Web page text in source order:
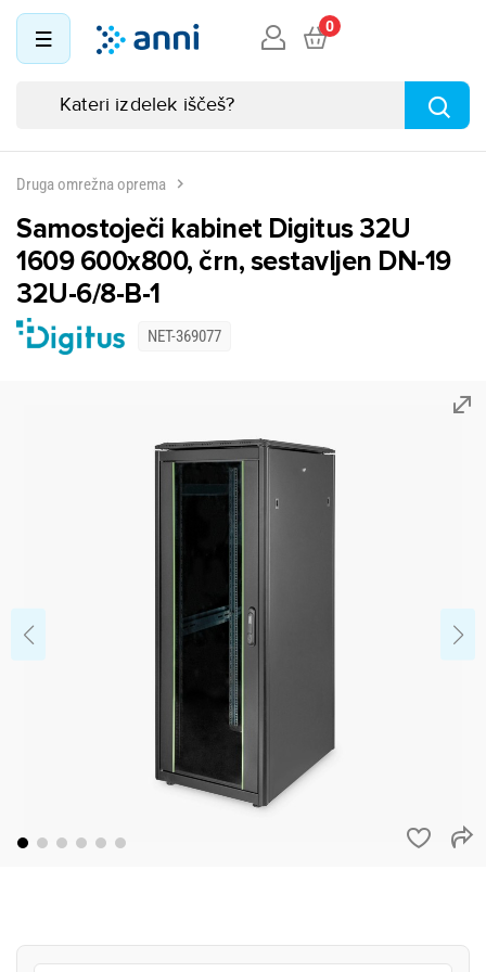
0
Druga omrežna oprema
Samostoječi kabinet Digitus 32U
1609 600x800, črn, sestavljen DN-19
32U-6/8-B-1
NET-369077